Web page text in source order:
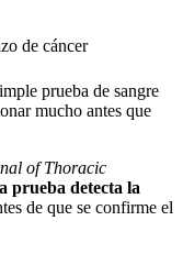
prueba de sangre
mucho antes que
of Thoracic
prueba detecta la
de que se confirme el